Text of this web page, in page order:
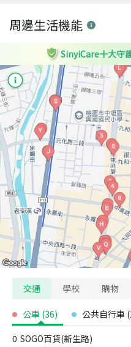
周邊生活機能
SinyiCare十大守
交通 學校 購物
公車 (36) 公共自行車 (
0 SOGO百貨(新生路)